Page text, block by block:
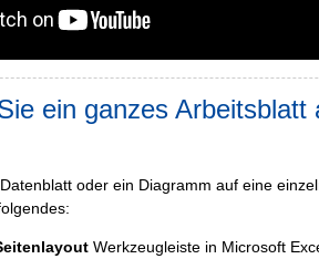
ein ganzes Arbeitsblatt
oder ein Diagramm auf eine
Werkzeugleiste in Microsoft